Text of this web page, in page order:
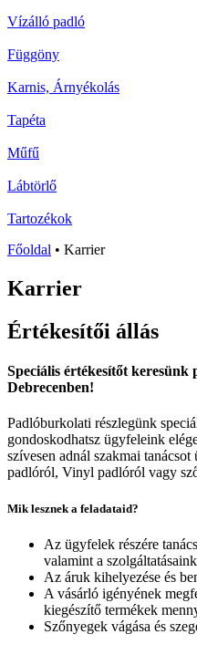
Vízálló padló
Függöny
Karnis, Árnyékolás
Tapéta
Műfű
Lábtörlő
Tartozékok
Főoldal • Karrier
Karrier
Értékesítői állás
Speciális értékesítőt
Debrecenben!
Padlóburkolati részlegünk
gondoskodhatsz ügyfeleink
szívesen adnál szakmai
padlóról, Vinyl padlóról vagy
Mik lesznek a feladataid?
Az ügyfelek részére
valamint a
Az áruk kihelyezése és
A vásárló igényének
kiegészítő termékek
Szőnyegek vágása és